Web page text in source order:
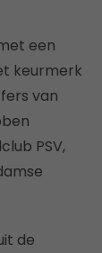
een
keurmerk
van
PSV,
de